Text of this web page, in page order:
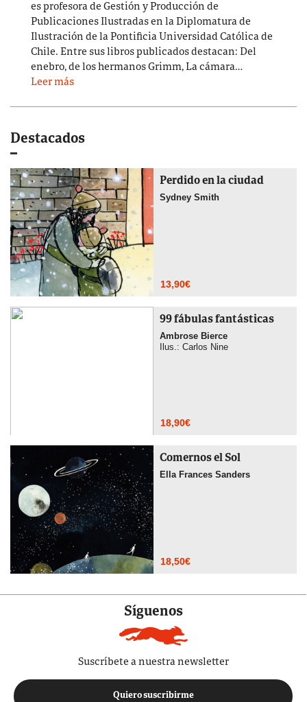
es profesora de Gestión y Producción de
Publicaciones Ilustradas en la Diplomatura de
Ilustración de la Pontificia Universidad Católica de
Chile. Entre sus libros publicados destacan: Del
enebro, de los hermanos Grimm, La cámara…
Leer más
Destacados
Perdido en la ciudad
Sydney Smith
13,90€
99 fábulas fantásticas
Ambrose Bierce
Ilus.: Carlos Nine
18,90€
Comernos el Sol
Ella Frances Sanders
18,50€
Síguenos
Suscríbete a nuestra newsletter
Quiero suscribirme